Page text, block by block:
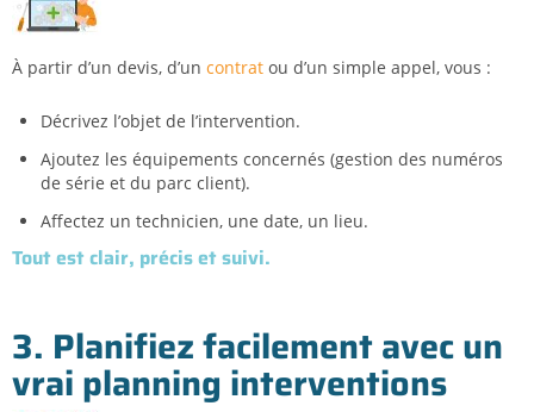
À partir d’un devis, d’un contrat ou d’un simple appel, vous :
Décrivez l’objet de l’intervention.
Ajoutez les équipements concernés (gestion des numéros
de série et du parc client).
Affectez un technicien, une date, un lieu.
Tout est clair, précis et suivi.
3. Planifiez facilement avec un
vrai planning interventions